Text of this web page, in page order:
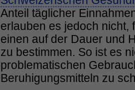
Anteil täglicher
erlauben es jedoch nicht,
einen auf der Dauer und
zu bestimmen. So ist es
problematischen
Beruhigungsmitteln zu